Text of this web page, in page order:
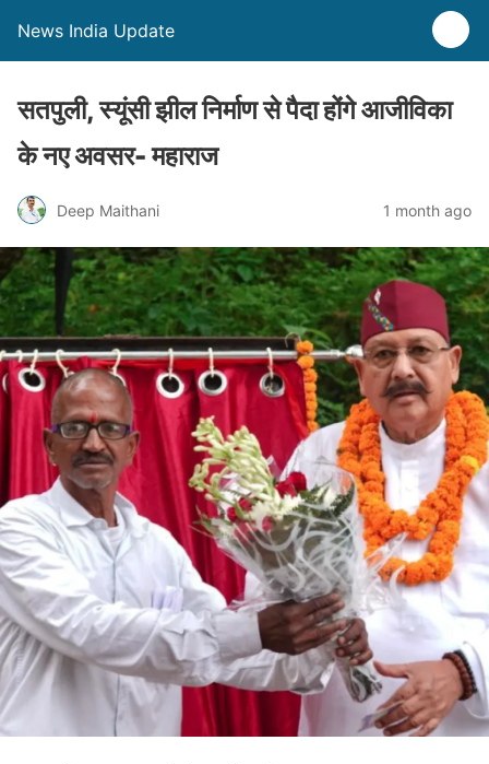
News India Update
सतपुली, स्यूंसी झील निर्माण से पैदा होंगे आजीविका
के नए अवसर- महाराज
Deep Maithani 1 month ago